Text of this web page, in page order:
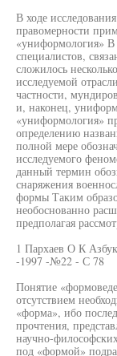
В ходе
правомерности
«униформология» В
специалистов,
сложилось
исследуемой
частности,
и, наконец,
«униформология»
определению
полной мере
исследуемого
данный термин
снаряжения
формы Таким
необоснованно
предполагая
1 Пархаев О К
-1997 -№22 - С 78
Понятие
отсутствием
«форма», ибо
прочтения,
научно-
под «формой»